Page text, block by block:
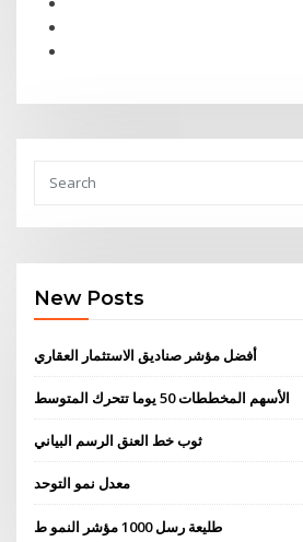
New Posts
أفضل مؤشر صناديق الاستثمار العقاري
الأسهم المخططات 50 يوما تتحرك المتوسط
ثوب خط العنق الرسم البياني
معدل نمو التوحد
طليعة رسل 1000 مؤشر النمو ط